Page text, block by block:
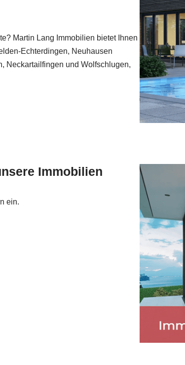
Martin Lang Immobilien bietet Ihnen
Echterdingen, Neuhausen
Neckartailfingen und Wolfschlugen,
Immobilien
ein.